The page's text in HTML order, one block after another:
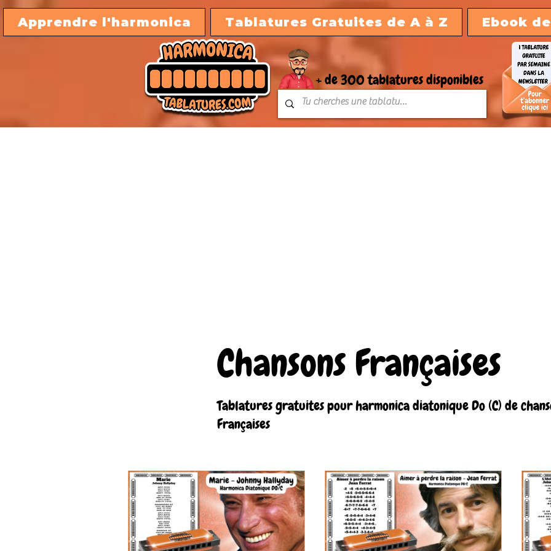
Apprendre l'harmonica Tablatures Gratuites de A à Z Ebook
+ de 300 tablatures disponibles
Chansons Françaises
Tablatures gratuites pour harmonica diatonique Do (C) de
Françaises